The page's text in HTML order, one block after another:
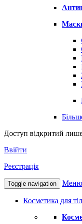
Доступ відкритий
Ввійти
Реєстрація
Toggle navigation Меню
Косметика для